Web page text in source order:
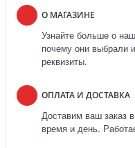
О МАГАЗИНЕ
Узнайте больше о
почему они выбрали
реквизиты.
ОПЛАТА И ДОСТАВКА
Доставим ваш заказ
время и день.